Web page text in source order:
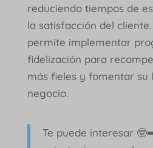
reduciendo tiempos de
la satisfacción del
permite implementar
fidelización para
más fieles y fomentar su
negocio.
Te puede interesar